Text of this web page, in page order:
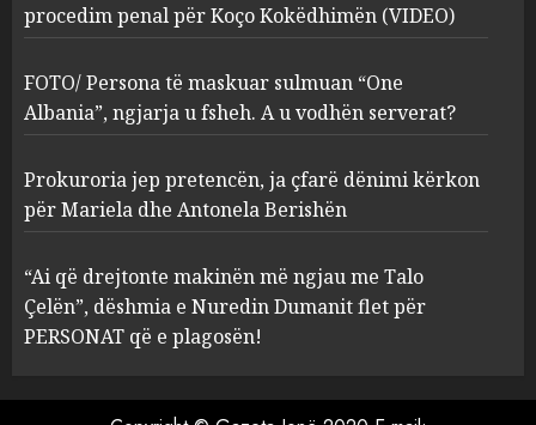
3
FOTO/ Persona të maskuar
sulmuan “One Albania”,
ngjarja u fsheh. A u vodhën
serverat?
MARCH 25, 2025
4
Prokuroria jep pretencën, ja
çfarë dënimi kërkon për
Berishën
MARCH 25, 2025
“Ai që drejtonte makinën më
ngjau me Talo Çelën”,
procedim penal për Koço Kokëdhimën (VIDEO)
FOTO/ Persona të maskuar sulmuan “One
Albania”, ngjarja u fsheh. A u vodhën serverat?
Prokuroria jep pretencën, ja çfarë dënimi kërkon
për Mariela dhe Antonela Berishën
“Ai që drejtonte makinën më ngjau me Talo
Çelën”, dëshmia e Nuredin Dumanit flet për
PERSONAT që e plagosën!